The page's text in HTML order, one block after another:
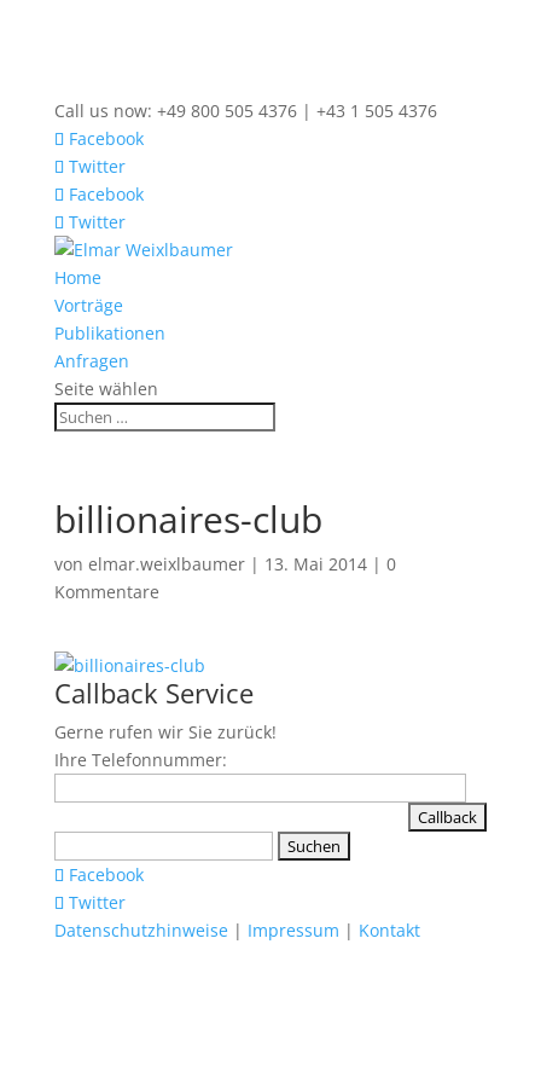
Call us now: +49 800 505 4376 | +43 1 505 4376
Facebook
Twitter
Facebook
Twitter
Home
Vorträge
Publikationen
Anfragen
Seite wählen
billionaires-club
von elmar.weixlbaumer| 13. Mai 2014| 0
Kommentare
Callback Service
Gerne rufen wir Sie zurück!
Ihre Telefonnummer:
nach:
Facebook
Twitter
Datenschutzhinweise| Impressum | Kontakt